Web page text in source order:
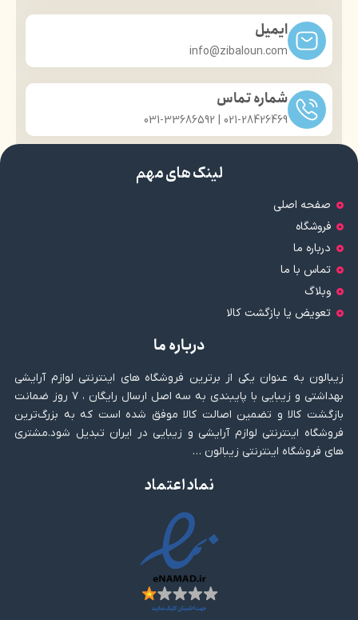
ایمیل
info@zibaloun.com
شماره تماس
021-28426469 | 031-33686592
لینک های مهم
صفحه اصلی
فروشگاه
درباره ما
تماس با ما
وبلاگ
تعویض یا بازگشت کالا
درباره ما
زیبالون به عنوان یکی از برترین فروشگاه های اینترنتی لوازم آرایشی
بهداشتی و زیبایی با پایبندی به سه اصل ارسال رایگان ، ۷ روز ضمانت
بازگشت کالا و تضمین اصالت کالا موفق شده است که به بزرگ‌ترین
فروشگاه اینترنتی لوازم آرایشی و زیبایی در ایران تبدیل شود.مشتری
های فروشگاه اینترنتی زیبالون …
نماد اعتماد